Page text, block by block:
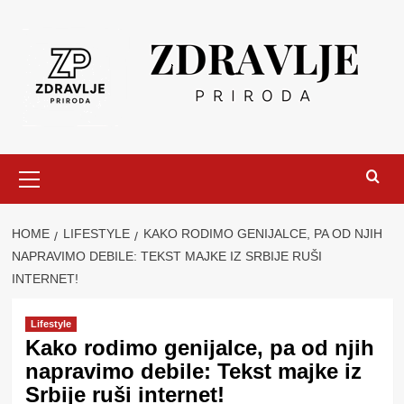
Menu
HOME LIFESTYLE
KAKO RODIMO GENIJALCE, PA OD NJIH
NAPRAVIMO DEBILE: TEKST MAJKE IZ SRBIJE RUŠI
INTERNET!
Lifestyle
Kako rodimo genijalce, pa od njih
napravimo debile: Tekst majke iz
Srbije ruši internet!